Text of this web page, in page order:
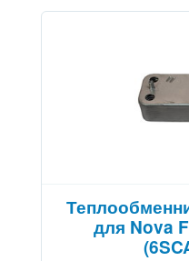
для Nova